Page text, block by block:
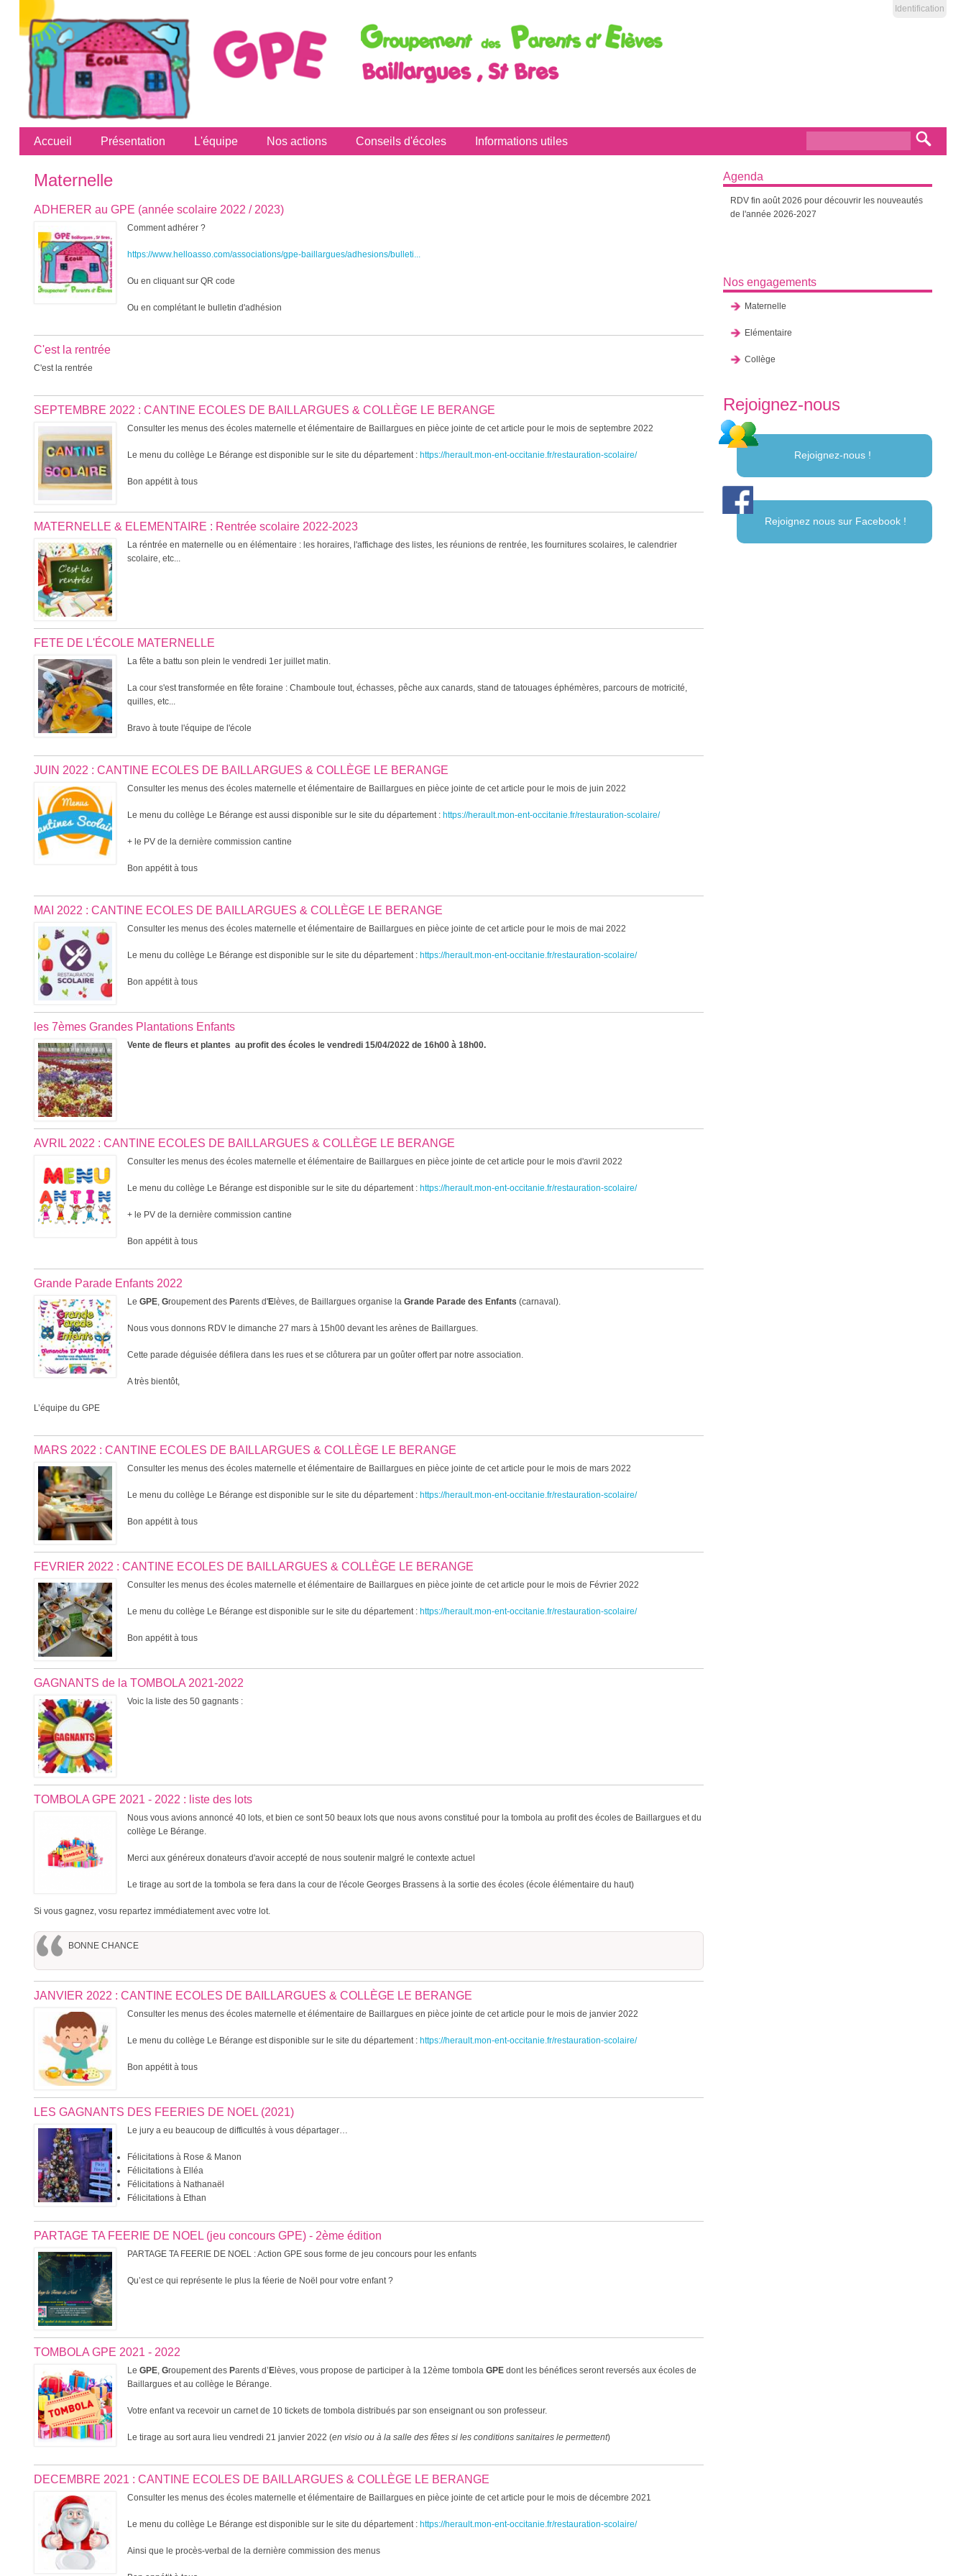
Identification
Accueil Présentation L'équipe Nos actions Conseils d'écoles Informations utiles
Maternelle
ADHERER au GPE (année scolaire 2022 / 2023)
Comment adhérer ?
https://www.helloasso.com/associations/gpe-baillargues/adhesions/bulleti...
Ou en cliquant sur QR code
Ou en complétant le bulletin d'adhésion
C'est la rentrée
C'est la rentrée
SEPTEMBRE 2022 : CANTINE ECOLES DE BAILLARGUES & COLLÈGE LE BERANGE
Consulter les menus des écoles maternelle et élémentaire de Baillargues en pièce jointe de cet article pour le mois de septembre 2022
Le menu du collège Le Bérange est disponible sur le site du département : https://herault.mon-ent-occitanie.fr/restauration-scolaire/
Bon appétit à tous
MATERNELLE & ELEMENTAIRE : Rentrée scolaire 2022-2023
La réntrée en maternelle ou en élémentaire : les horaires, l'affichage des listes, les réunions de rentrée, les fournitures scolaires, le calendrier
scolaire, etc...
FETE DE L'ÉCOLE MATERNELLE
La fête a battu son plein le vendredi 1er juillet matin.
La cour s'est transformée en fête foraine : Chamboule tout, échasses, pêche aux canards, stand de tatouages éphémères, parcours de motricité,
quilles, etc...
Bravo à toute l'équipe de l'école
JUIN 2022 : CANTINE ECOLES DE BAILLARGUES & COLLÈGE LE BERANGE
Consulter les menus des écoles maternelle et élémentaire de Baillargues en pièce jointe de cet article pour le mois de juin 2022
Le menu du collège Le Bérange est aussi disponible sur le site du département : https://herault.mon-ent-occitanie.fr/restauration-scolaire/
+ le PV de la dernière commission cantine
Bon appétit à tous
MAI 2022 : CANTINE ECOLES DE BAILLARGUES & COLLÈGE LE BERANGE
Consulter les menus des écoles maternelle et élémentaire de Baillargues en pièce jointe de cet article pour le mois de mai 2022
Le menu du collège Le Bérange est disponible sur le site du département : https://herault.mon-ent-occitanie.fr/restauration-scolaire/
Bon appétit à tous
les 7èmes Grandes Plantations Enfants
Vente de fleurs et plantes au profit des écoles le vendredi 15/04/2022 de 16h00 à 18h00.
AVRIL 2022 : CANTINE ECOLES DE BAILLARGUES & COLLÈGE LE BERANGE
Consulter les menus des écoles maternelle et élémentaire de Baillargues en pièce jointe de cet article pour le mois d'avril 2022
Le menu du collège Le Bérange est disponible sur le site du département : https://herault.mon-ent-occitanie.fr/restauration-scolaire/
+ le PV de la dernière commission cantine
Bon appétit à tous
Grande Parade Enfants 2022
Le GPE, Groupement des Parents d'E lèves, de Baillargues organise la Grande Parade des Enfants (carnaval).
Nous vous donnons RDV le dimanche 27 mars à 15h00 devant les arènes de Baillargues.
Cette parade déguisée défilera dans les rues et se clôturera par un goûter offert par notre association.
A très bientôt,
L’équipe du GPE
MARS 2022 : CANTINE ECOLES DE BAILLARGUES & COLLÈGE LE BERANGE
Consulter les menus des écoles maternelle et élémentaire de Baillargues en pièce jointe de cet article pour le mois de mars 2022
Le menu du collège Le Bérange est disponible sur le site du département : https://herault.mon-ent-occitanie.fr/restauration-scolaire/
Bon appétit à tous
FEVRIER 2022 : CANTINE ECOLES DE BAILLARGUES & COLLÈGE LE BERANGE
Consulter les menus des écoles maternelle et élémentaire de Baillargues en pièce jointe de cet article pour le mois de Février 2022
Le menu du collège Le Bérange est disponible sur le site du département : https://herault.mon-ent-occitanie.fr/restauration-scolaire/
Bon appétit à tous
GAGNANTS de la TOMBOLA 2021-2022
Voic la liste des 50 gagnants :
TOMBOLA GPE 2021 - 2022 : liste des lots
Nous vous avions annoncé 40 lots, et bien ce sont 50 beaux lots que nous avons constitué pour la tombola au profit des écoles de Baillargues et du
collège Le Bérange.
Merci aux généreux donateurs d'avoir accepté de nous soutenir malgré le contexte actuel
Le tirage au sort de la tombola se fera dans la cour de l'école Georges Brassens à la sortie des écoles (école élémentaire du haut)
Si vous gagnez, vosu repartez immédiatement avec votre lot.
BONNE CHANCE
JANVIER 2022 : CANTINE ECOLES DE BAILLARGUES & COLLÈGE LE BERANGE
Consulter les menus des écoles maternelle et élémentaire de Baillargues en pièce jointe de cet article pour le mois de janvier 2022
Le menu du collège Le Bérange est disponible sur le site du département : https://herault.mon-ent-occitanie.fr/restauration-scolaire/
Bon appétit à tous
LES GAGNANTS DES FEERIES DE NOEL (2021)
Le jury a eu beaucoup de difficultés à vous départager…
Félicitations à Rose & Manon
Félicitations à Elléa
Félicitations à Nathanaël
Félicitations à Ethan
PARTAGE TA FEERIE DE NOEL (jeu concours GPE) - 2ème édition
PARTAGE TA FEERIE DE NOEL : Action GPE sous forme de jeu concours pour les enfants
Qu’est ce qui représente le plus la féerie de Noël pour votre enfant ?
TOMBOLA GPE 2021 - 2022
Le GPE, Groupement des Parents d’ E lèves, vous propose de participer à la 12ème tombola GPE dont les bénéfices seront reversés aux écoles de
Baillargues et au collège le Bérange.
Votre enfant va recevoir un carnet de 10 tickets de tombola distribués par son enseignant ou son professeur.
Le tirage au sort aura lieu vendredi 21 janvier 2022 (en visio ou à la salle des fêtes si les conditions sanitaires le permettent)
DECEMBRE 2021 : CANTINE ECOLES DE BAILLARGUES & COLLÈGE LE BERANGE
Consulter les menus des écoles maternelle et élémentaire de Baillargues en pièce jointe de cet article pour le mois de décembre 2021
Le menu du collège Le Bérange est disponible sur le site du département : https://herault.mon-ent-occitanie.fr/restauration-scolaire/
Ainsi que le procès-verbal de la dernière commission des menus
Agenda
RDV fin août 2026 pour découvrir les nouveautés
de l'année 2026-2027
Nos engagements
Maternelle
Elémentaire
Collège
Rejoignez-nous
Rejoignez-nous !
Rejoignez nous sur Facebook !